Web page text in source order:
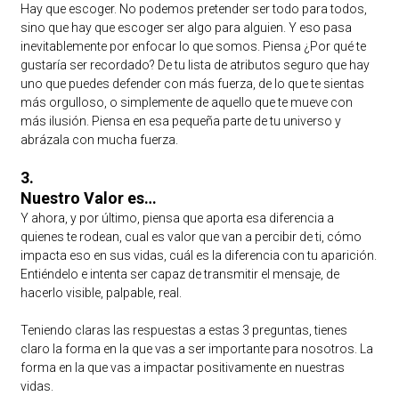
Hay que escoger. No podemos pretender ser todo para todos,
sino que hay que escoger ser algo para alguien. Y eso pasa
inevitablemente por enfocar lo que somos. Piensa ¿Por qué te
gustaría ser recordado? De tu lista de atributos seguro que hay
uno que puedes defender con más fuerza, de lo que te sientas
más orgulloso, o simplemente de aquello que te mueve con
más ilusión. Piensa en esa pequeña parte de tu universo y
abrázala con mucha fuerza.
3.
Nuestro Valor es…
Y ahora, y por último, piensa que aporta esa diferencia a
quienes te rodean, cual es valor que van a percibir de ti, cómo
impacta eso en sus vidas, cuál es la diferencia con tu aparición.
Entiéndelo e intenta ser capaz de transmitir el mensaje, de
hacerlo visible, palpable, real.
Teniendo claras las respuestas a estas 3 preguntas, tienes
claro la forma en la que vas a ser importante para nosotros. La
forma en la que vas a impactar positivamente en nuestras
vidas.